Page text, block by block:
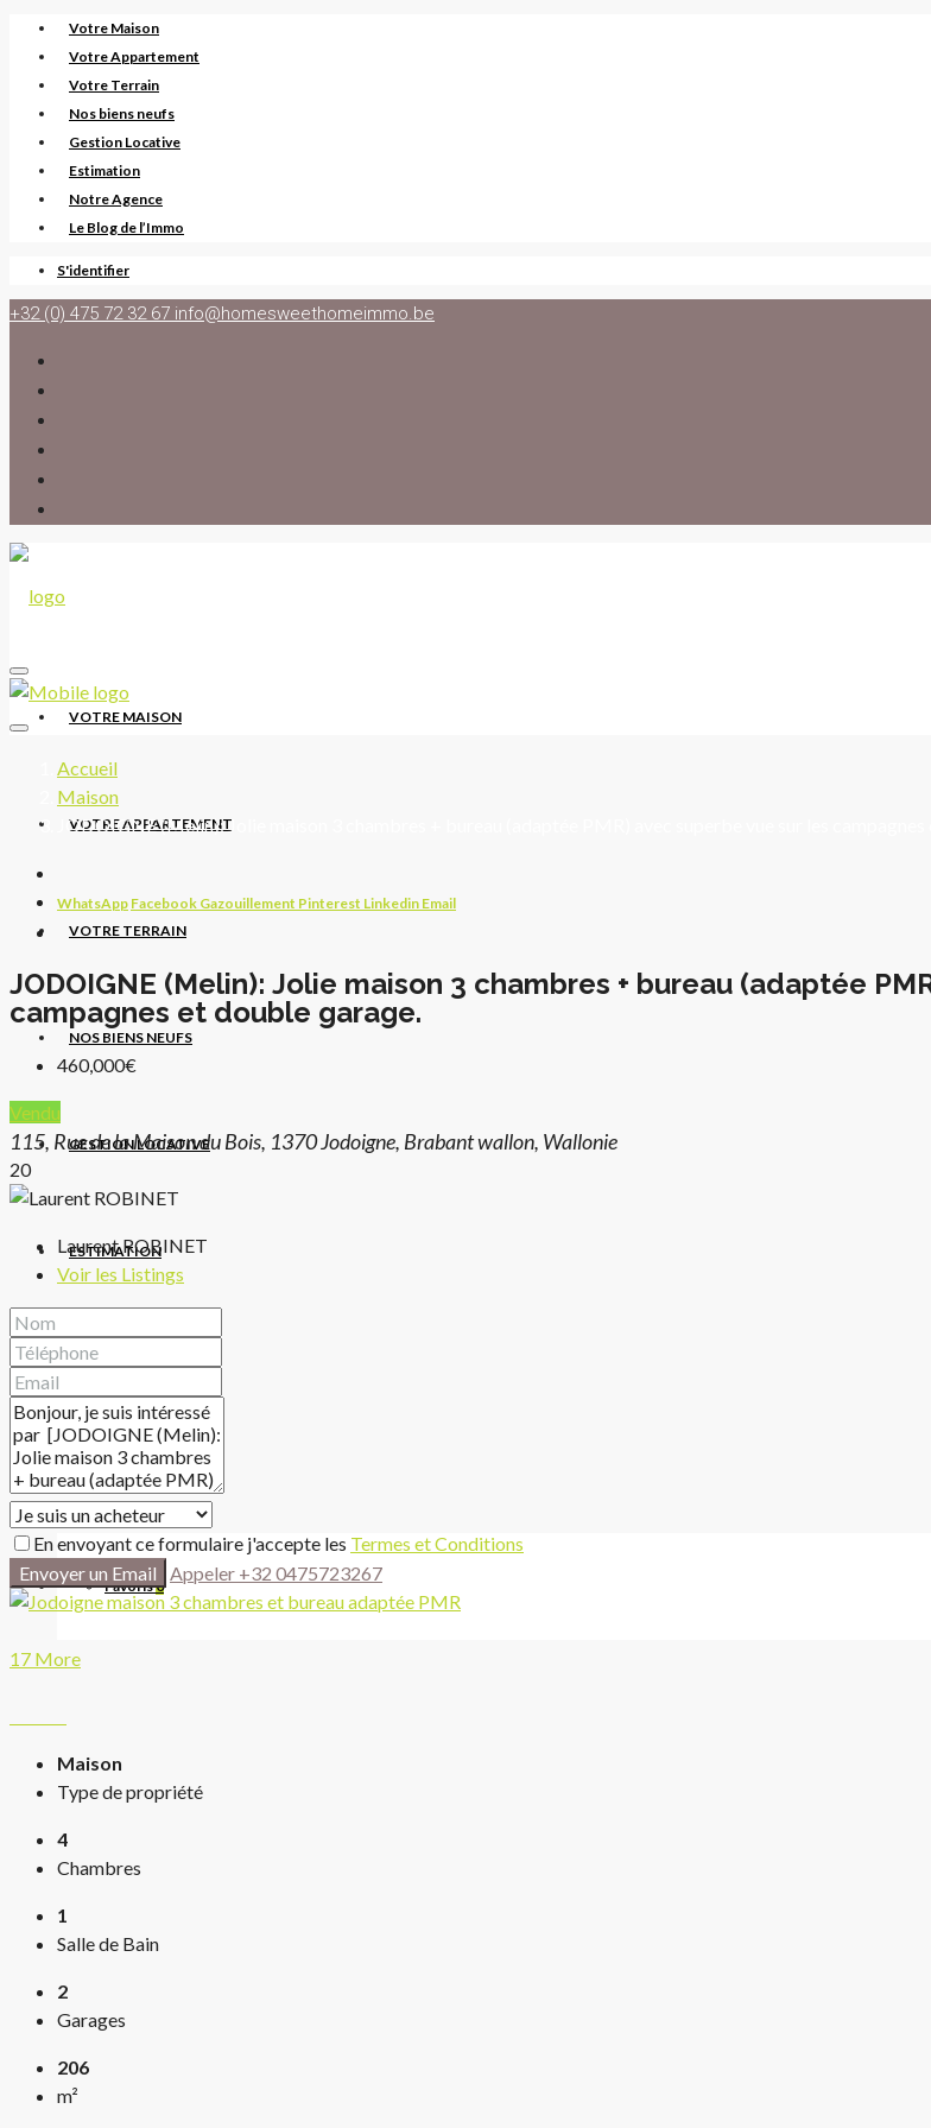
Votre Maison
Votre Appartement
Votre Terrain
Nos biens neufs
Gestion Locative
Estimation
Notre Agence
Le Blog de l’Immo
S'identifier
+32 (0) 475 72 32 67 info@homesweethomeimmo.be
VOTRE MAISON
VOTRE APPARTEMENT
VOTRE TERRAIN
NOS BIENS NEUFS
GESTION LOCATIVE
ESTIMATION
NOTRE AGENCE
LE BLOG DE L’IMMO
Favoris0
Accueil
Maison
JODOIGNE (Melin): Jolie maison 3 chambres + bureau (adaptée PMR) avec superbe vue sur les campagnes
WhatsApp Facebook Gazouillement Pinterest Linkedin Email
JODOIGNE (Melin): Jolie maison 3 chambres + bureau (adaptée
campagnes et double garage.
460,000€
Vendu
115, Rue de la Maison du Bois, 1370 Jodoigne, Brabant wallon, Wallonie
20
Laurent ROBINET
Voir les Listings
En envoyant ce formulaire j'accepte les Termes et Conditions
Envoyer un Email
Appeler +32 0475723267
17 More
Maison
Type de propriété
4
Chambres
1
Salle de Bain
2
Garages
206
m²